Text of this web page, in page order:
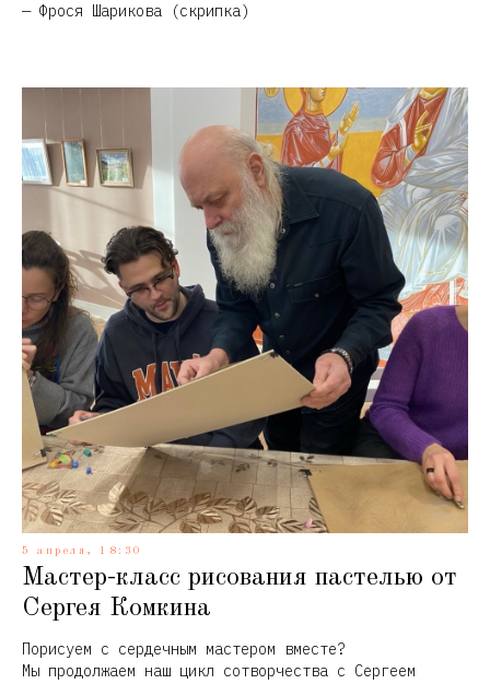
— Фрося Шарикова (скрипка)
5 апреля, 18:30
Мастер-класс рисования пастелью от
Сергея Комкина
Порисуем с сердечным мастером вместе?
Мы продолжаем наш цикл сотворчества с Сергеем